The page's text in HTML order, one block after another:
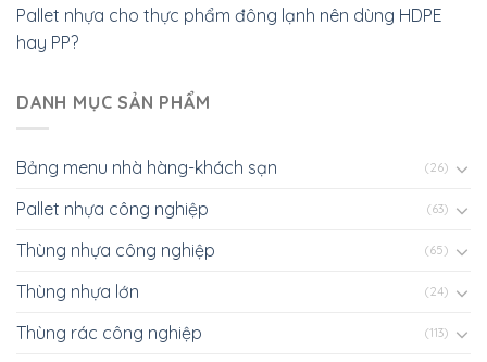
Pallet nhựa cho thực phẩm đông lạnh nên dùng HDPE
hay PP?
DANH MỤC SẢN PHẨM
Bảng menu nhà hàng-khách sạn (26)
Pallet nhựa công nghiệp (63)
Thùng nhựa công nghiệp (65)
Thùng nhựa lớn (24)
Thùng rác công nghiệp (113)